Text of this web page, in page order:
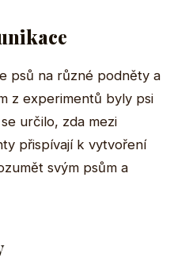
psů na různé podněty a
z experimentů byly psi
určilo, zda mezi
přispívají k vytvoření
svým psům a